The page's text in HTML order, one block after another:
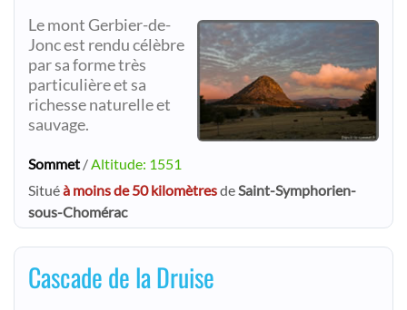
Le mont Gerbier-de-
Jonc est rendu célèbre
par sa forme très
particulière et sa
richesse naturelle et
sauvage.
Sommet / Altitude: 1551
Situéà moins de 50 kilomètresde Saint-Symphorien-
sous-Chomérac
Cascade de la Druise